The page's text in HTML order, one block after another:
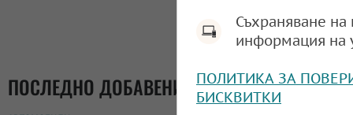
ПОСЛЕДНО ДОБАВЕНИ
Съхраняване
информация на
ПОЛИТИКА ЗА
БИСКВИТКИ